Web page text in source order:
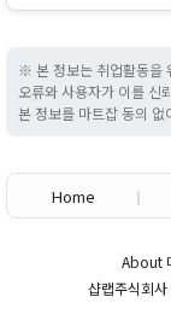
※ 본 정보는 취업활동을
오류와 사용자가 이를 신
본 정보를 마트잡 동의
Home
About
샵랩주식회사